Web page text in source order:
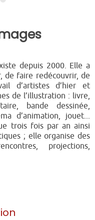
depuis 2000. Elle a
de faire redécouvrir, de
d’artistes d’hier et
de l’illustration : livre,
bande dessinée,
d’animation, jouet...
trois fois par an ainsi
; elle organise des
projections,